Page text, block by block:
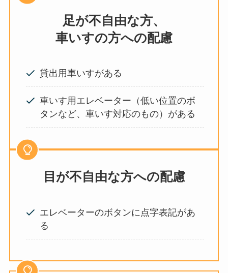
足が不自由な方、
車いすの方への配慮
貸出用車いすがある
車いす用エレベーター（低い位置のボ
タンなど、車いす対応のもの）がある
目が不自由な方への配慮
エレベーターのボタンに点字表記があ
る